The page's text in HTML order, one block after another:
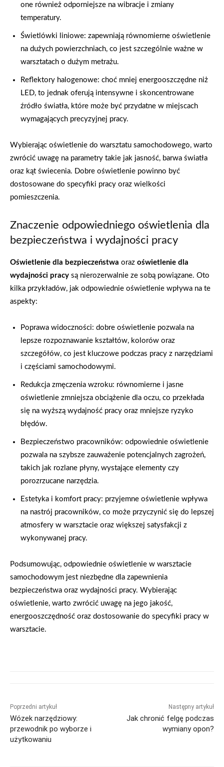
one również odporniejsze na wibracje i zmiany
temperatury.
Świetlówki liniowe: zapewniają równomierne oświetlenie
na dużych powierzchniach, co jest szczególnie ważne w
warsztatach o dużym metrażu.
Reflektory halogenowe: choć mniej energooszczędne niż
LED, to jednak oferują intensywne i skoncentrowane
źródło światła, które może być przydatne w miejscach
wymagających precyzyjnej pracy.
Wybierając oświetlenie do warsztatu samochodowego, warto
zwrócić uwagę na parametry takie jak jasność, barwa światła
oraz kąt świecenia. Dobre oświetlenie powinno być
dostosowane do specyfiki pracy oraz wielkości
pomieszczenia.
Znaczenie odpowiedniego oświetlenia dla
bezpieczeństwa i wydajności pracy
Oświetlenie dla bezpieczeństwa oraz oświetlenie dla
wydajności pracy są nierozerwalnie ze sobą powiązane. Oto
kilka przykładów, jak odpowiednie oświetlenie wpływa na te
aspekty:
Poprawa widoczności: dobre oświetlenie pozwala na
lepsze rozpoznawanie kształtów, kolorów oraz
szczegółów, co jest kluczowe podczas pracy z narzędziami
i częściami samochodowymi.
Redukcja zmęczenia wzroku: równomierne i jasne
oświetlenie zmniejsza obciążenie dla oczu, co przekłada
się na wyższą wydajność pracy oraz mniejsze ryzyko
błędów.
Bezpieczeństwo pracowników: odpowiednie oświetlenie
pozwala na szybsze zauważenie potencjalnych zagrożeń,
takich jak rozlane płyny, wystające elementy czy
porozrzucane narzędzia.
Estetyka i komfort pracy: przyjemne oświetlenie wpływa
na nastrój pracowników, co może przyczynić się do lepszej
atmosfery w warsztacie oraz większej satysfakcji z
wykonywanej pracy.
Podsumowując, odpowiednie oświetlenie w warsztacie
samochodowym jest niezbędne dla zapewnienia
bezpieczeństwa oraz wydajności pracy. Wybierając
oświetlenie, warto zwrócić uwagę na jego jakość,
energooszczędność oraz dostosowanie do specyfiki pracy w
warsztacie.
Poprzedni artykuł
Wózek narzędziowy:
przewodnik po wyborze i
użytkowaniu
Następny artykuł
Jak chronić felgę podczas
wymiany opon?